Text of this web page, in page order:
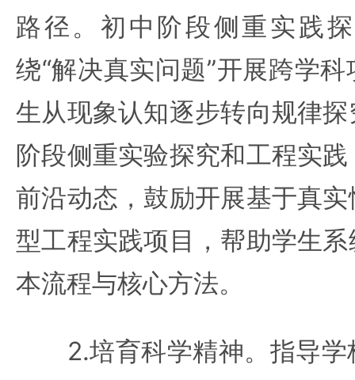
路径。初中阶段侧重实践
绕“解决真实问题”开展跨学
生从现象认知逐步转向规律
阶段侧重实验探究和工程实
前沿动态，鼓励开展基于真
型工程实践项目，帮助学生
本流程与核心方法。
2.培育科学精神。指导学